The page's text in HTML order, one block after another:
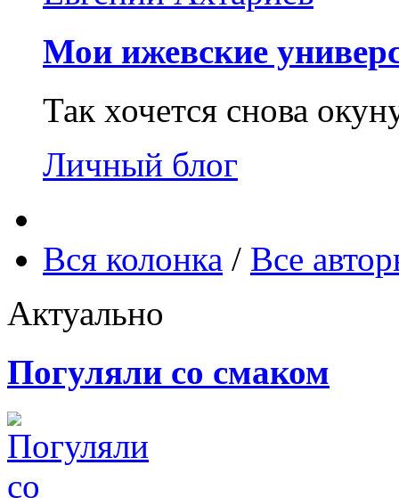
Мои ижевские
Так хочется снова
Личный блог
Вся колонка / Все
Актуально
Погуляли со смаком